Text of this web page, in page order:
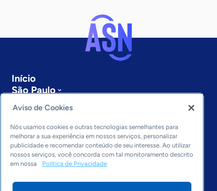
Início
São Paulo
Sobre a ASN
Últimas notícias
Entre em contato
Editorias
Economia & Política
Inovação & Tecnologia
Cultura empreendedora
Aviso de Cookies
Nós usamos cookies e outras tecnologias semelhantes para
melhorar a sua experiência em nossos serviços, personalizar
publicidade e recomendar conteúdo de seu interesse. Ao utilizar
nossos serviços, você concorda com tal monitoramento descrito
em nossa
Política de Privacidade